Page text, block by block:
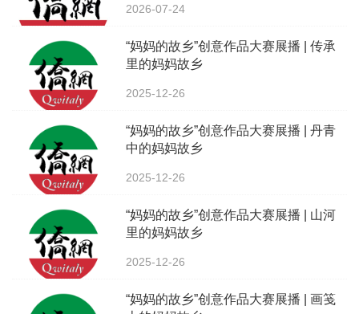
2026-07-24
“妈妈的故乡”创意作品大赛展播 | 传承
里的妈妈故乡
2025-12-26
“妈妈的故乡”创意作品大赛展播 | 丹青
中的妈妈故乡
2025-12-26
“妈妈的故乡”创意作品大赛展播 | 山河
里的妈妈故乡
2025-12-26
“妈妈的故乡”创意作品大赛展播 | 画笺